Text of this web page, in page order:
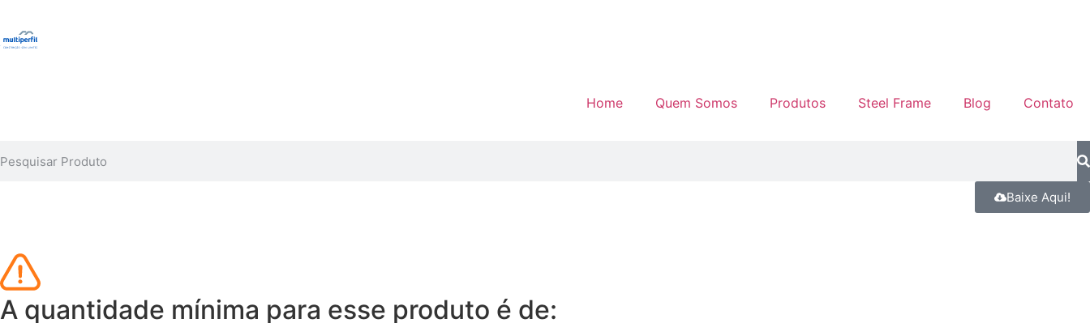
Home Quem Somos Produtos Steel Frame Blog Contato
Baixe Aqui!
A quantidade mínima para esse produto é de: